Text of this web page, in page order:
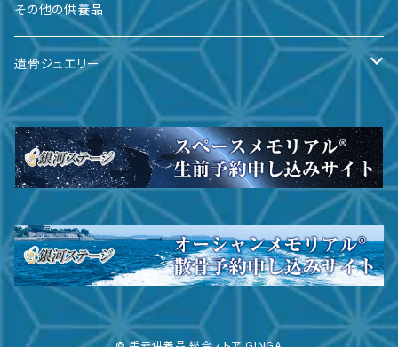
備前焼
九谷焼
有田焼
瀬戸焼
ガラス
その他
サイズ
その他の供養品
遺骨ジュエリー
遺骨ダイヤ
台座・リング
台座・ネックレス
台座・ピアス